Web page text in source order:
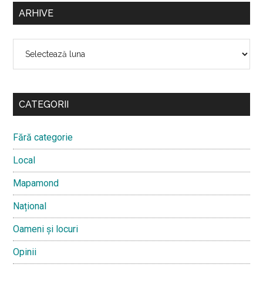
ARHIVE
CATEGORII
Fără categorie
Local
Mapamond
Național
Oameni și locuri
Opinii